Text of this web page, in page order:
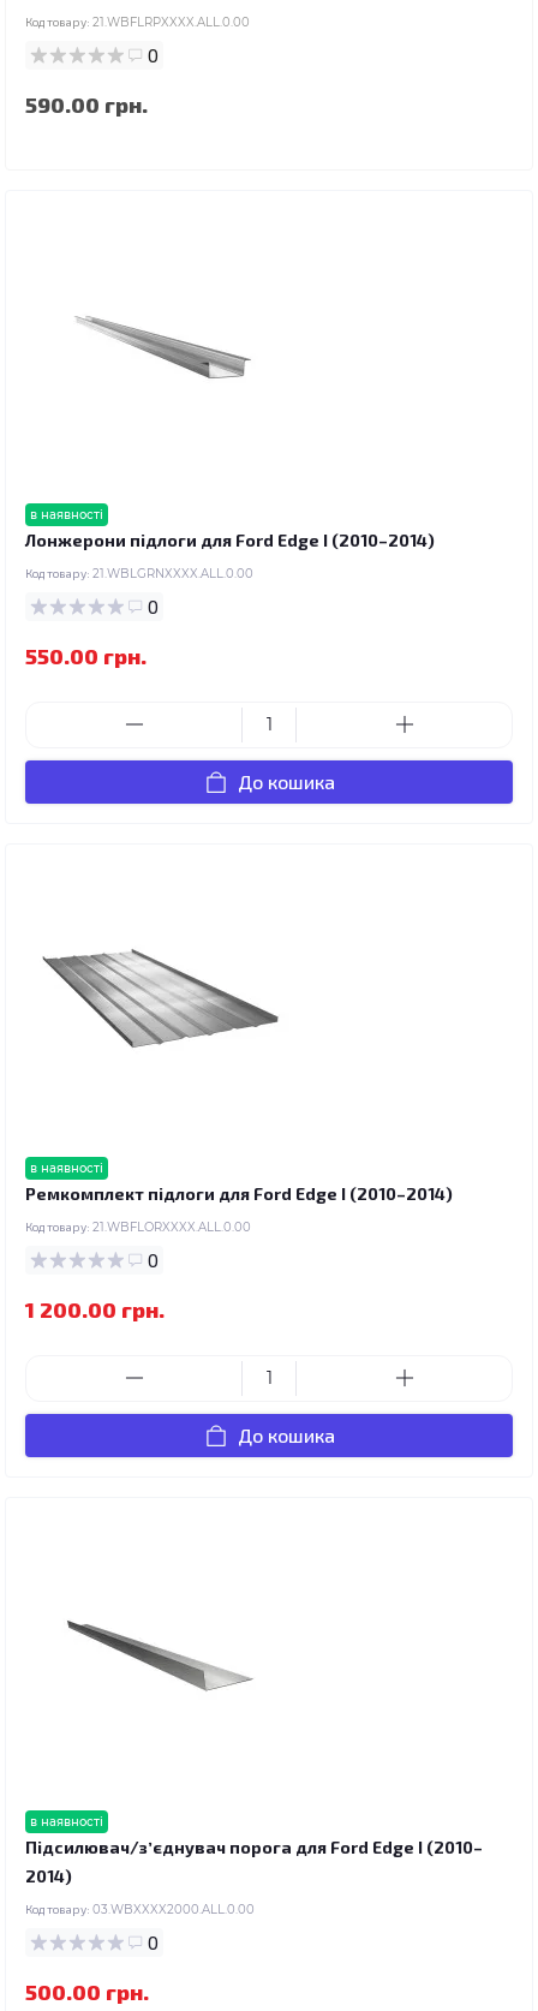
Код товару: 21.WBFLRPXXXX.ALL.0.00
0
590.00 грн.
в наявності
Лонжерони підлоги для Ford Edge I (2010–2014)
Код товару: 21.WBLGRNXXXX.ALL.0.00
0
550.00 грн.
До кошика
в наявності
Ремкомплект підлоги для Ford Edge I (2010–2014)
Код товару: 21.WBFLORXXXX.ALL.0.00
0
1 200.00 грн.
До кошика
в наявності
Підсилювач/зʼєднувач порога для Ford Edge I (2010–
2014)
Код товару: 03.WBXXXX2000.ALL.0.00
0
500.00 грн.